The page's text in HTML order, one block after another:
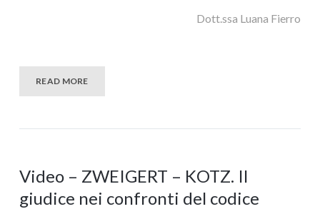
Dott.ssa Luana Fierro
READ MORE
Video – ZWEIGERT – KOTZ. Il
giudice nei confronti del codice